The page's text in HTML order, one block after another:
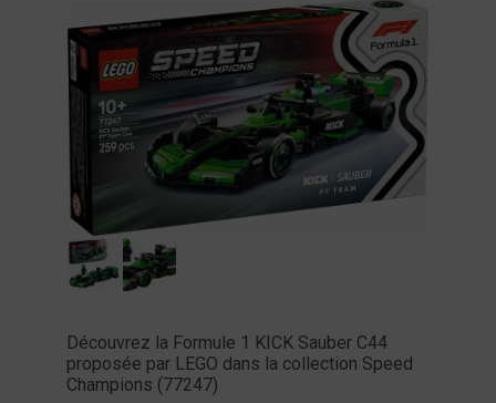
Découvrez la Formule 1 KICK Sauber C44
proposée par LEGO dans la collection Speed
Champions (77247)